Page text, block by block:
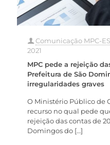
Comunicação MPC-ES
2021
MPC pede a rejeição
Prefeitura de São
irregularidades graves
O Ministério Público de
recurso no qual pede
rejeição das contas de
Domingos do […]